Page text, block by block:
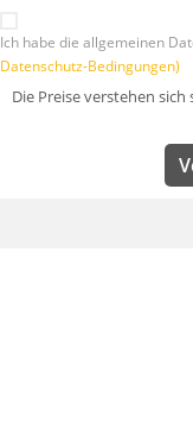
Ich habe die allgemeinen
Datenschutz-Bedingungen)
Die Preise verstehen